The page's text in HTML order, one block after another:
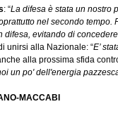
: “La difesa è stata un nostro
nel secondo tempo.
evitando di
unirsi alla Nazionale: “E’
alla prossima sfida
un po' dell'energia
MACCABI